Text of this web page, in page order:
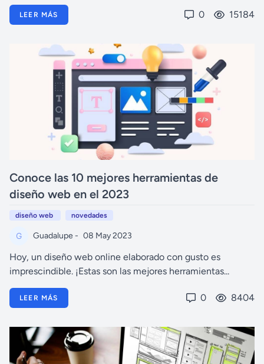
LEER MÁS 0 15184
Conoce las 10 mejores herramientas de
diseño web en el 2023
diseño web novedades
Guadalupe - 08 May 2023
Hoy, un diseño web online elaborado con gusto es
imprescindible. ¡Estas son las mejores herramientas...
LEER MÁS 0 8404